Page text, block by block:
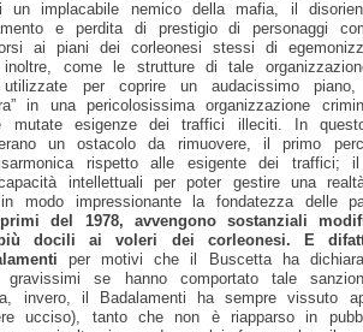
un implacabile nemico della mafia, il
e perdita di prestigio di personaggi
ai piani dei corleonesi stessi di
come le strutture di tale
per coprire un audacissimo
in una pericolosissima organizzazione
esigenze dei traffici illeciti. In
erano un ostacolo da rimuovere, il primo
rispetto alle esigente dei traffici;
intellettuali per poter gestire una
modo impressionante la fondatezza delle
del 1978, avvengono sostanziali
docili ai voleri dei corleonesi. E
per motivi che il Buscetta ha
gravissimi se hanno comportato tale
invero, il Badalamenti ha sempre vissuto
ucciso), tanto che non è riapparso in